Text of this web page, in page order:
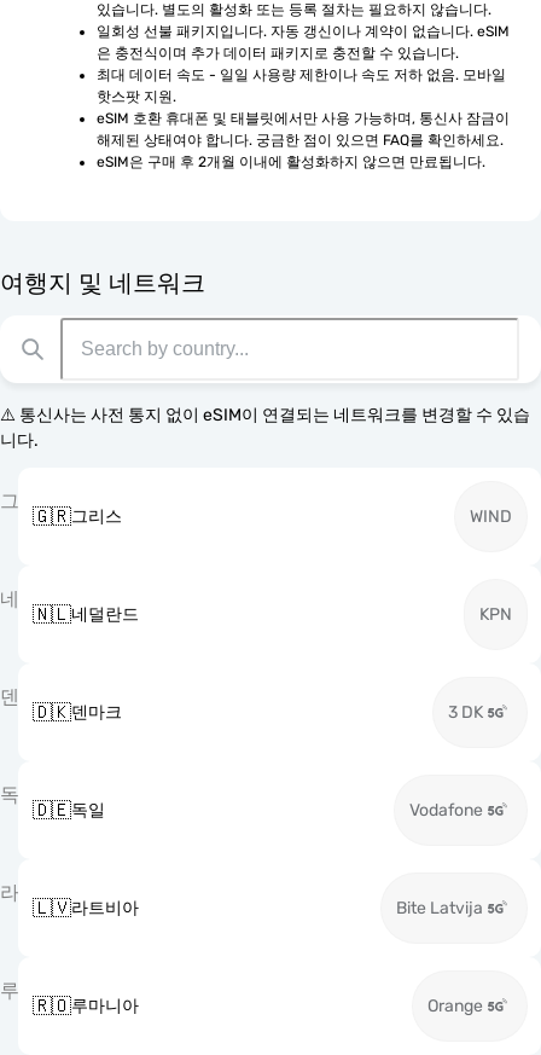
있습니다. 별도의 활성화 또는 등록 절차는 필요하지 않습니다.
일회성 선불 패키지입니다. 자동 갱신이나 계약이 없습니다. eSIM
은 충전식이며 추가 데이터 패키지로 충전할 수 있습니다.
최대 데이터 속도 - 일일 사용량 제한이나 속도 저하 없음. 모바일
핫스팟 지원.
eSIM 호환 휴대폰 및 태블릿에서만 사용 가능하며, 통신사 잠금이
해제된 상태여야 합니다. 궁금한 점이 있으면 FAQ를 확인하세요.
eSIM은 구매 후 2개월 이내에 활성화하지 않으면 만료됩니다.
여행지 및 네트워크
⚠️ 통신사는 사전 통지 없이 eSIM이 연결되는 네트워크를 변경할 수 있습
니다.
그
🇬🇷그리스 WIND
네
🇳🇱네덜란드 KPN
덴
🇩🇰덴마크 3 DK
독
🇩🇪독일 Vodafone
라
🇱🇻라트비아 Bite Latvija
루
🇷🇴루마니아 Orange